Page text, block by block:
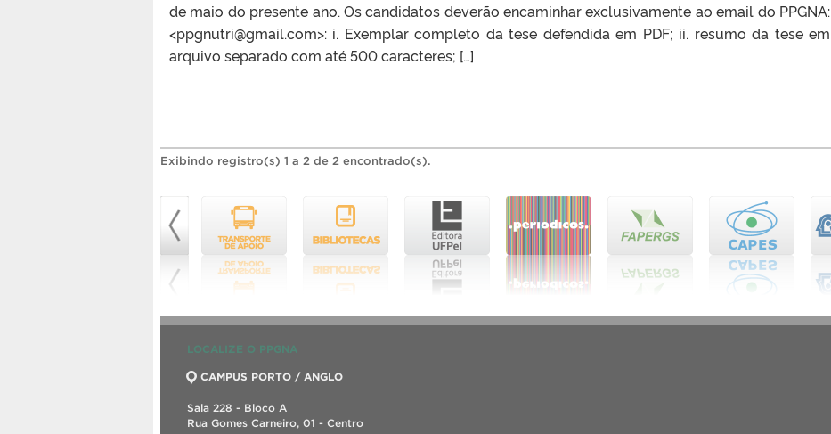
de maio do presente ano. Os candidatos deverão encaminhar exclusivamente ao email do PPGNA:
<ppgnutri@gmail.com>: i. Exemplar completo da tese defendida em PDF; ii. resumo da tese em
arquivo separado com até 500 caracteres; […]
Exibindo registro(s) 1 a 2 de 2 encontrado(s).
LOCALIZE O PPGNA
CAMPUS PORTO / ANGLO
Sala 228 - Bloco A
Rua Gomes Carneiro, 01 - Centro